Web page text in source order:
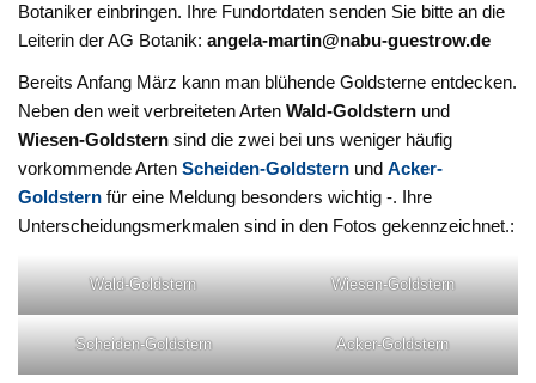
Botaniker einbringen. Ihre Fundortdaten senden Sie bitte an die
Leiterin der AG Botanik:angela-martin@nabu-guestrow.de
Bereits Anfang März kann man blühende Goldsterne entdecken.
Neben den weit verbreiteten ArtenWald-Goldstern und
Wiesen-Goldsternsind die zwei bei uns weniger häufig
vorkommende ArtenScheiden-Goldstern undAcker-
Goldstern für eine Meldung besonders wichtig -. Ihre
Unterscheidungsmerkmalen sind in den Fotos gekennzeichnet.:
Wald-Goldstern Wiesen-Goldstern
Scheiden-Goldstern Acker-Goldstern